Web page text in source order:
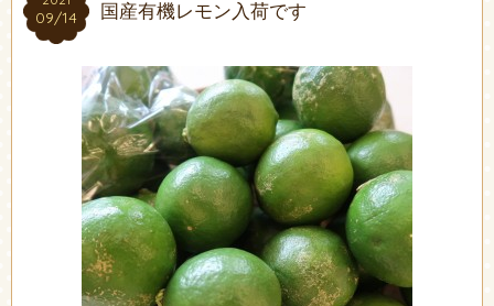
09/14
09/14 国産有機レモン入荷です